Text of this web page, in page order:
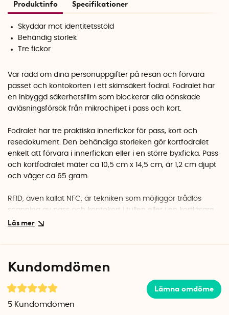
Produktinfo Specifikationer
Skyddar mot identitetsstöld
Behändig storlek
Tre fickor
Var rädd om dina personuppgifter på resan och förvara
passet och kontokorten i ett skimsäkert fodral. Fodralet har
en inbyggd säkerhetsfilm som blockerar alla oönskade
avläsningsförsök från mikrochipet i pass och kort.
Fodralet har tre praktiska innerfickor för pass, kort och
resedokument. Den behändiga storleken gör kortfodralet
enkelt att förvara i innerfickan eller i en större byxficka. Pass
och kortfodralet mäter ca 10,5 cm x 14,5 cm, är 1,2 cm djupt
och väger ca 65 gram.
RFID, även kallat NFC, är tekniken som möjliggör trådlös
scanning av pass och kontokort i tullen eller i en kortläsare.
Kortfattat skickas informationen via radiovågor från
att de blir upptäckta via bärbara läsare. RFID-skyddet
ligger tryggt skyddade inuti fodralet.
Kundomdömen
Lämna omdöme
5 Kundomdömen